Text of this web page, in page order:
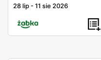
28 lip -11 sie 2026